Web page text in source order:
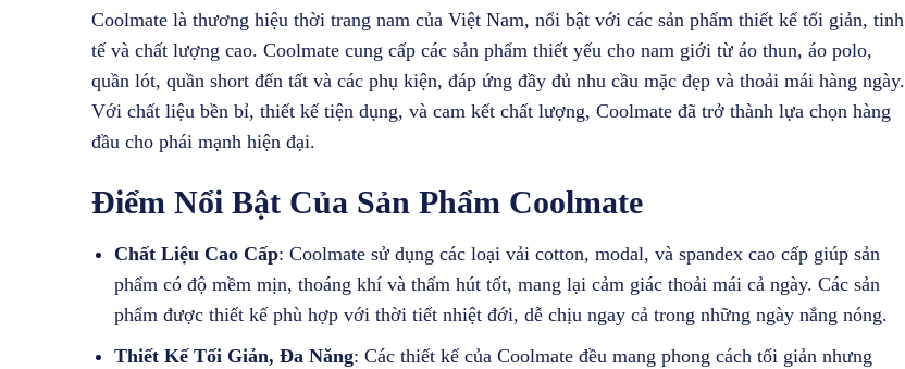
Coolmate là thương hiệu thời trang nam của Việt Nam, nổi bật với các sản phẩm thiết kế tối giản, tinh
tế và chất lượng cao. Coolmate cung cấp các sản phẩm thiết yếu cho nam giới từ áo thun, áo polo,
quần lót, quần short đến tất và các phụ kiện, đáp ứng đầy đủ nhu cầu mặc đẹp và thoải mái hàng ngày.
Với chất liệu bền bỉ, thiết kế tiện dụng, và cam kết chất lượng, Coolmate đã trở thành lựa chọn hàng
đầu cho phái mạnh hiện đại.
Điểm Nổi Bật Của Sản Phẩm Coolmate
Chất Liệu Cao Cấp: Coolmate sử dụng các loại vải cotton, modal, và spandex cao cấp giúp sản
phẩm có độ mềm mịn, thoáng khí và thấm hút tốt, mang lại cảm giác thoải mái cả ngày. Các sản
phẩm được thiết kế phù hợp với thời tiết nhiệt đới, dễ chịu ngay cả trong những ngày nắng nóng.
Thiết Kế Tối Giản, Đa Năng: Các thiết kế của Coolmate đều mang phong cách tối giản nhưng